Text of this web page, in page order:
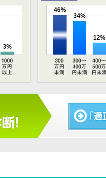
3%
46%
34%
12%